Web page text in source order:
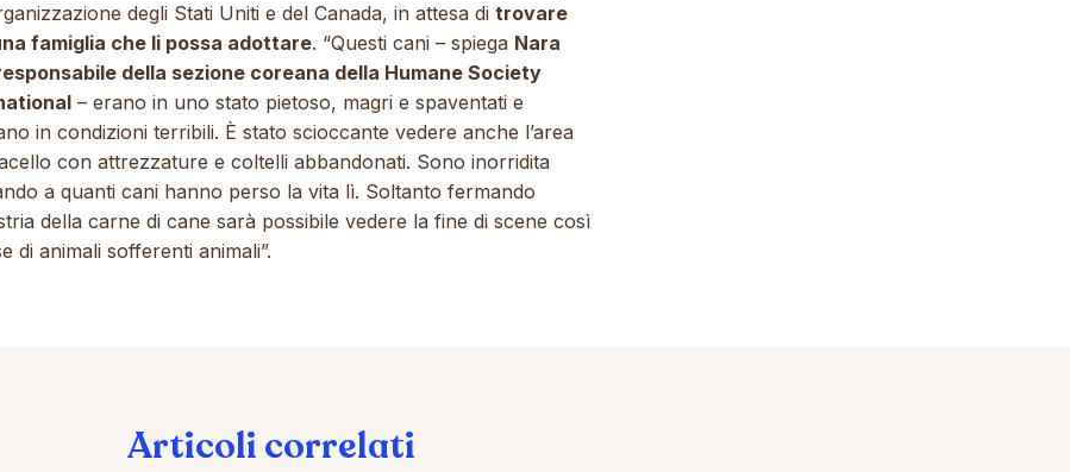
degli Stati Uniti e del Canada, in attesa di trovare
famiglia che li possa adottare. “Questi cani – spiega Nara
della sezione coreana della Humane Society
– erano in uno stato pietoso, magri e spaventati e
in condizioni terribili. È stato scioccante vedere anche l’area
con attrezzature e coltelli abbandonati. Sono inorridita
a quanti cani hanno perso la vita lì. Soltanto fermando
della carne di cane sarà possibile vedere la fine di scene così
di animali sofferenti animali”.
Articoli correlati